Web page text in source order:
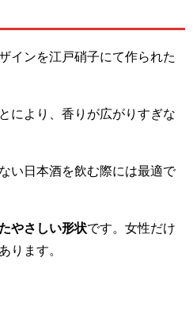
インを江戸硝子にて作られた
により、香りが広がりすぎな
い日本酒を飲む際には最適で
やさしい形状です。女性だけ
ります。